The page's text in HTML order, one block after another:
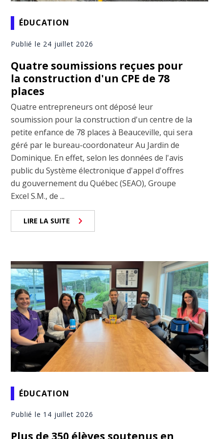
ÉDUCATION
Publié le 24 juillet 2026
Quatre soumissions reçues pour
la construction d'un CPE de 78
places
Quatre entrepreneurs ont déposé leur
soumission pour la construction d'un centre de la
petite enfance de 78 places à Beauceville, qui sera
géré par le bureau-coordonateur Au Jardin de
Dominique. En effet, selon les données de l'avis
public du Système électronique d'appel d'offres
du gouvernement du Québec (SEAO), Groupe
Excel S.M., de ...
LIRE LA SUITE
ÉDUCATION
Publié le 14 juillet 2026